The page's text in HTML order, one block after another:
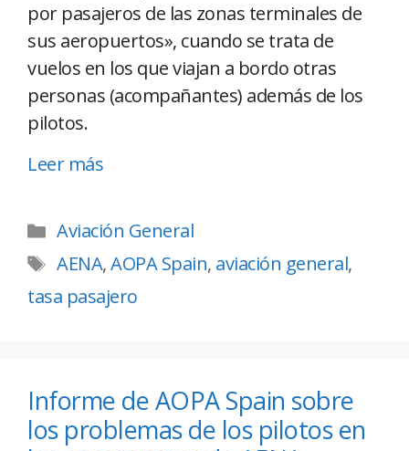
por pasajeros de las zonas terminales de
sus aeropuertos», cuando se trata de
vuelos en los que viajan a bordo otras
personas (acompañantes) además de los
pilotos.
Leer más
Aviación General
AENA,AOPA Spain, aviación general,
tasa pasajero
Informe de AOPA Spain sobre
los problemas de los pilotos en